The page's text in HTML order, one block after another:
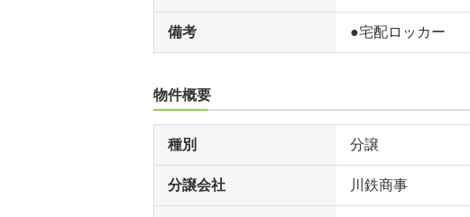
備考 ●宅配ロッカー
物件概要
種別 分譲
分譲会社 川鉄商事